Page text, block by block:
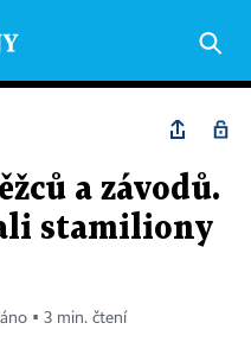
a závodů.
stamiliony
▪ 3 min. čtení